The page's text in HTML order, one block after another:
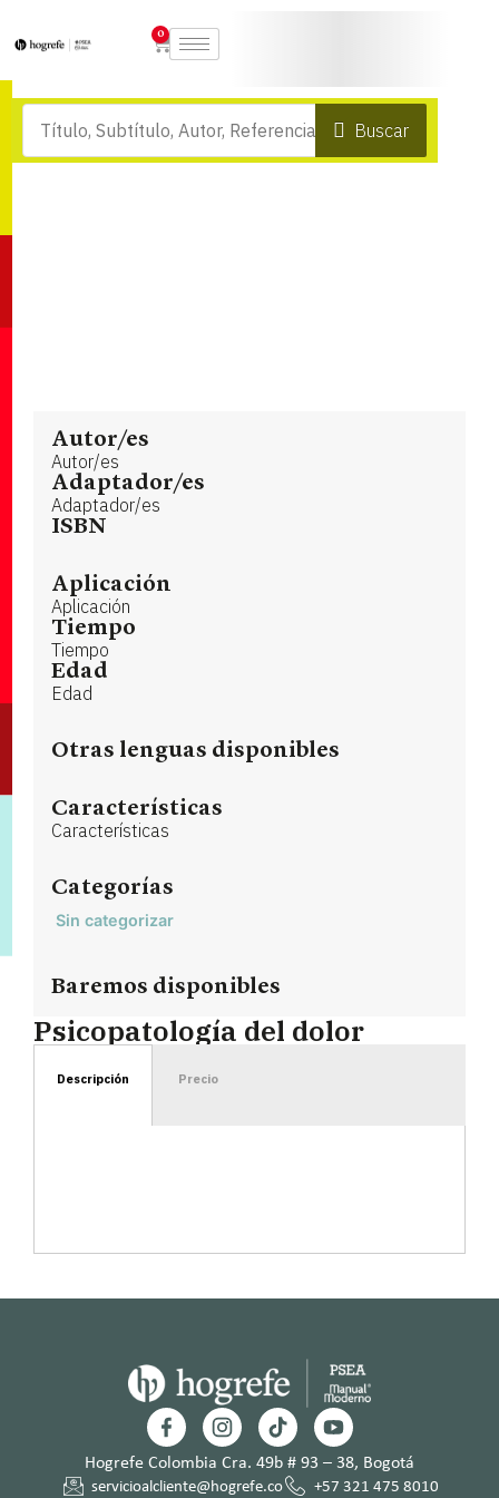
0
Buscar
Autor/es
Autor/es
Adaptador/es
Adaptador/es
ISBN
Aplicación
Aplicación
Tiempo
Tiempo
Edad
Edad
Otras lenguas disponibles
Características
Características
Categorías
Sin categorizar
Baremos disponibles
Psicopatología del dolor
Descripción Precio
Hogrefe Colombia Cra. 49b # 93 – 38, Bogotá
servicioalcliente@hogrefe.co +57 321 475 8010